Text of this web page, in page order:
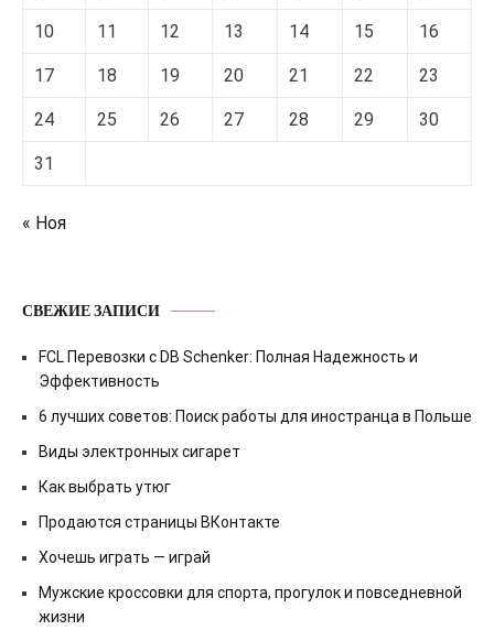
10 11 12 13 14 15 16
17 18 19 20 21 22 23
24 25 26 27 28 29 30
31
« Ноя
СВЕЖИЕ ЗАПИСИ
FCL Перевозки с DB Schenker: Полная Надежность и
Эффективность
6 лучших советов: Поиск работы для иностранца в Польше
Виды электронных сигарет
Как выбрать утюг
Продаются страницы ВКонтакте
Хочешь играть — играй
Мужские кроссовки для спорта, прогулок и повседневной
жизни